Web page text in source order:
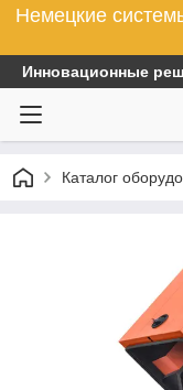
Немецкие
Инновационные
Каталог